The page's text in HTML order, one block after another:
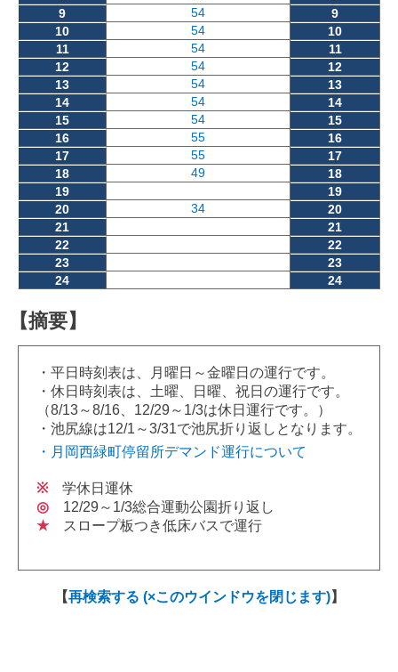
9
54
9
10
54
10
11
54
11
12
54
12
13
54
13
14
54
14
15
54
15
16
55
16
17
55
17
18
49
18
19
19
20
34
20
21
21
22
22
23
23
24
24
【摘要】
・平日時刻表は、月曜日～金曜日の運行です。
・休日時刻表は、土曜、日曜、祝日の運行です。
（8/13～8/16、12/29～1/3は休日運行です。）
・池尻線は12/1～3/31で池尻折り返しとなります。
・月岡西緑町停留所デマンド運行について
※学休日運休
◎ 12/29～1/3総合運動公園折り返し
★スロープ板つき低床バスで運行
【再検索する (×このウインドウを閉じます)】